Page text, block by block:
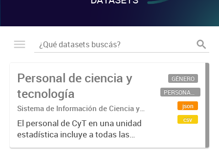
Personal de ciencia y
tecnología
Sistema de Información de Ciencia y
Tecnología Argentino (SICYTAR)
El personal de CyT en una unidad
estadística incluye a todas las
personas involucradas
GÉNERO
PERSONAL CIENTÍFICO-TECNOLÓGICO
json
csv